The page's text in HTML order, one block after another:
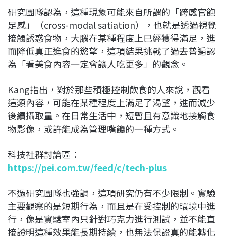
研究團隊認為，這種現象可能來自所謂的「跨感官飽
足感」（cross-modal satiation），也就是透過視覺
接觸誘惑食物，大腦在某種程度上已經獲得滿足，進
而降低真正進食的慾望，這項結果挑戰了過去普遍認
為「看美食內容一定會讓人吃更多」的觀念。
Kang指出，對於那些積極控制飲食的人來說，觀看
這類內容，可能在某種程度上滿足了渴望，進而減少
後續攝取量。在日常生活中，短暫且有意識地接觸食
物影像，或許能成為管理嘴饞的一種方式。
科技社群討論區：
https://pei.com.tw/feed/c/tech-plus
不過研究團隊也強調，這項研究仍有不少限制。實驗
主要觀察的是短期行為，而且是在受控制的環境中進
行，像是實驗室內只針對巧克力進行測試，並不能直
接證明這種效果能長期持續，也無法保證真的能轉化